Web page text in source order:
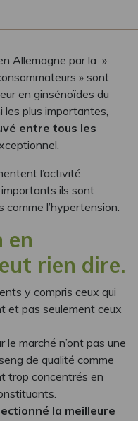
Allemagne par la »
» sont
en ginsénoïdes du
les plus importantes,
entre tous les
l’activité
ils sont
comme l’hypertension.
en
rien dire.
y compris ceux qui
et pas seulement ceux
marché n’ont pas une
de qualité comme
trop concentrés en
la meilleure